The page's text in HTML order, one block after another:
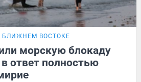
БЛИЖНЕМ ВОСТОКЕ
морскую блокаду
ответ полностью